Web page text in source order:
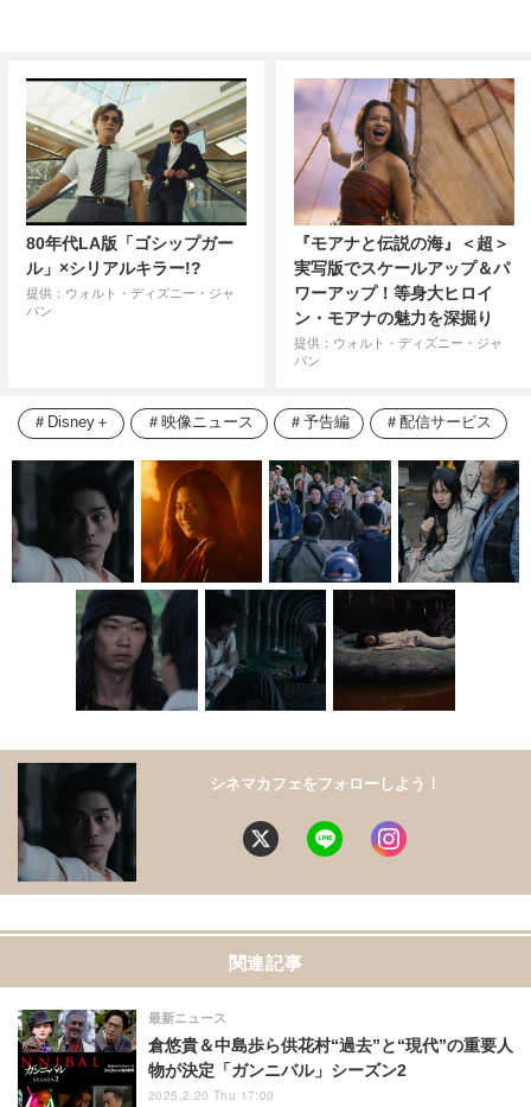
80年代LA版「ゴシップガー
ル」×シリアルキラー!?
提供：ウォルト・ディズニー・ジャ
パン
『モアナと伝説の海』＜超＞
実写版でスケールアップ＆パ
ワーアップ！等身大ヒロイ
ン・モアナの魅力を深掘り
提供：ウォルト・ディズニー・ジャ
パン
Disney＋ 映像ニュース 予告編 配信サービス
シネマカフェをフォローしよう！
関連記事
倉悠貴＆中島歩ら供花村“過去”と“現代”の重要人
物が決定「ガンニバル」シーズン2
最新ニュース
2025.2.20 Thu 17:00